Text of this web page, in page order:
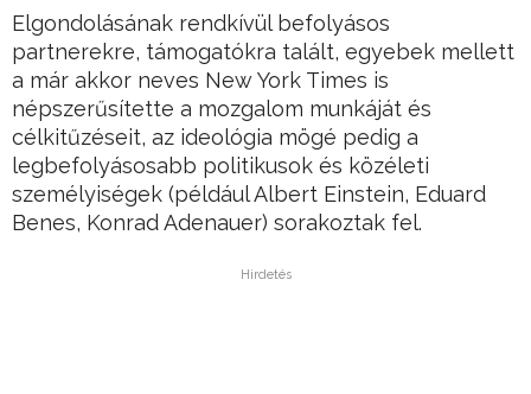
Elgondolásának rendkívül befolyásos
partnerekre, támogatókra talált, egyebek mellett
a már akkor neves New York Times is
népszerűsítette a mozgalom munkáját és
célkitűzéseit, az ideológia mögé pedig a
legbefolyásosabb politikusok és közéleti
személyiségek (például Albert Einstein, Eduard
Benes, Konrad Adenauer) sorakoztak fel.
Hirdetés